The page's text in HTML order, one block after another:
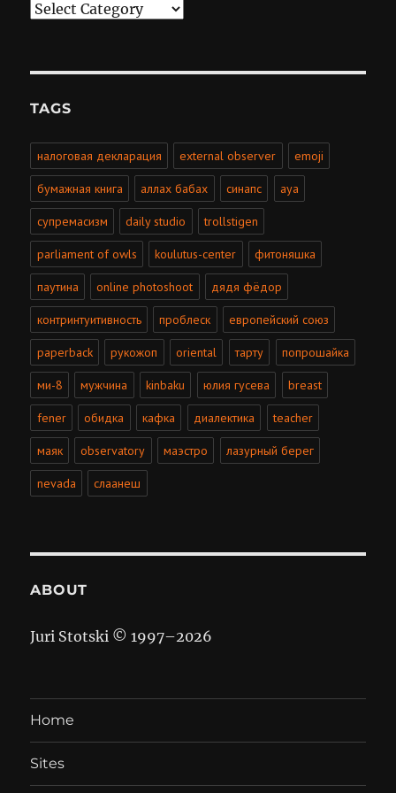
Categories
TAGS
налоговая декларация external observer emoji
бумажная книга аллах бабах синапс aya
супремасизм daily studio trollstigen
parliament of owls koulutus-center фитоняшка
паутина online photoshoot дядя фёдор
контринтуитивность проблеск европейский союз
paperback рукожоп oriental тарту попрошайка
ми-8 мужчина kinbaku юлия гусева breast
fener обидка кафка диалектика teacher
маяк observatory маэстро лазурный берег
nevada слаанеш
ABOUT
Juri Stotski © 1997–2026
Home
Sites